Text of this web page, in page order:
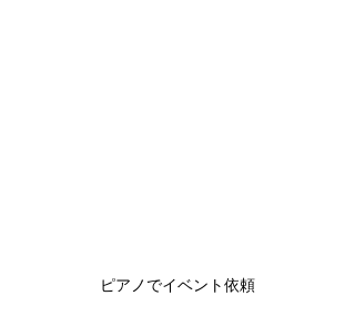
ピアノでイベント依頼